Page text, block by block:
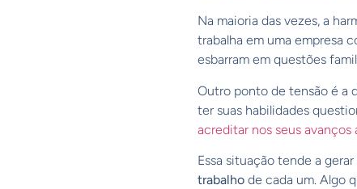
Na maioria das vezes, a
trabalha em uma empresa
esbarram em questões
Outro ponto de tensão é a
ter suas habilidades
acreditar nos seus avanços
Essa situação tende a
trabalho de cada um. Algo